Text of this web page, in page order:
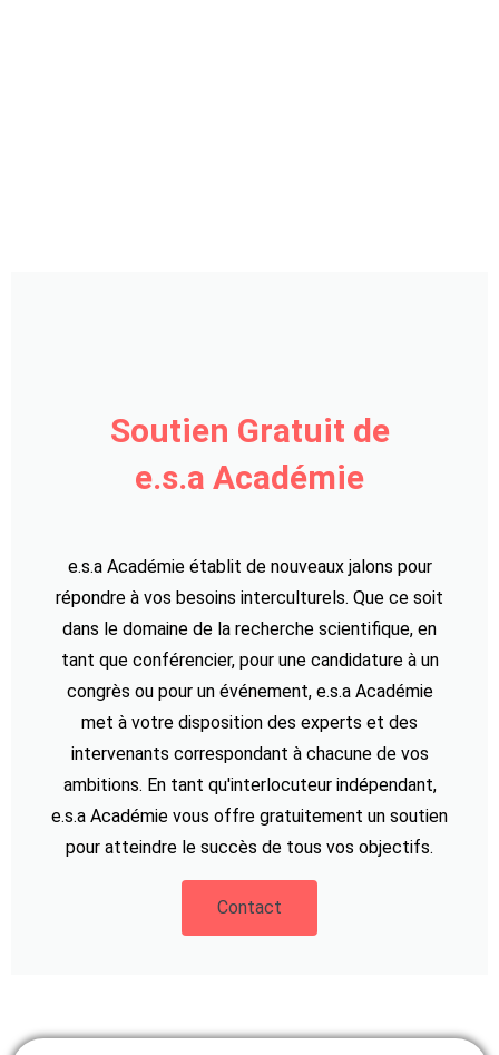
Soutien Gratuit de
e.s.a Académie
e.s.a Académie établit de nouveaux jalons pour
répondre à vos besoins interculturels. Que ce soit
dans le domaine de la recherche scientifique, en
tant que conférencier, pour une candidature à un
congrès ou pour un événement, e.s.a Académie
met à votre disposition des experts et des
intervenants correspondant à chacune de vos
ambitions. En tant qu'interlocuteur indépendant,
e.s.a Académie vous offre gratuitement un soutien
pour atteindre le succès de tous vos objectifs.
Contact